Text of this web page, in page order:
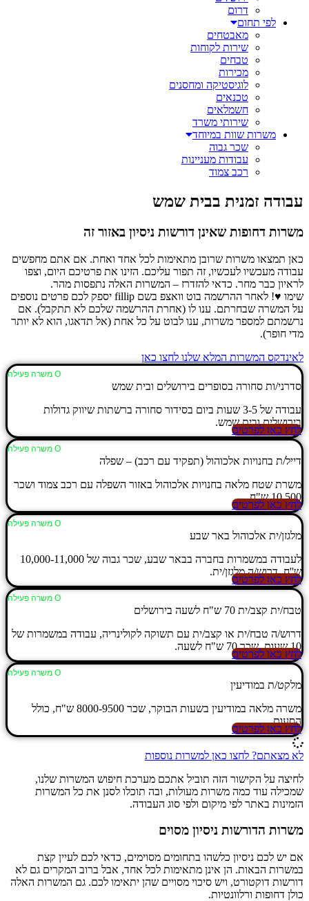
דרום
לפי תחום
מאבטחים
שירות לקוחות
טבחים
מכירות
לוגיסטיקה ומחסנים
טכנאים
חשמלאים
שירותי משרד
משרות שוות במיוחד
שכר גבוה
עבודות מעניינות
רכב צמוד
עבודה זמנית בבית שמש
משרות דחופות שאינן דורשות ניסיון באזור זה
כאן תמצאו משרות שרובן מתאימות לכל אחד ואחת. אם אתם מחפשים
עבודה מעכשיו לעכשיו, זה תפור עליכם. הזינו את פרטיכם היום, וצפו
לראיון כבר מחר. כדאי להזדרז – המשרות האלה נתפסות מהר.
שימו ♥! לאחר ההרשמה בוט וואצפ בשם fillip יספק לכם פרטים נוספים
על המשרה שבחרתם. ענו לו (אחרת ההרשמה שלכם לא תתקבל). אם
נרשמתם למספר משרות, ענו לבוט על כל אחת (אל תדאגו, הוא לא יותר
מדי חופר).
לאינדקס המשרות המלא שלנו לחצו כאן
Ο משרה פעילה
סדרני/ות סחורה בסופרים בירושלים ובית שמש
עבודה של 3-5 שעות ביום בסידור סחורה ברשתות שיווק גדולות
בירושלים ובית שמש.
לחץ כאן לפרטים
Ο משרה פעילה
דייל/ת בחנויות אלכוהול (תפקיד עם רכב) – שפלה
משרת שטח מלאה בחנויות אלכוהול באזור השפלה עם רכב צמוד ושכר
10,500 ש"ח.
לחץ כאן לפרטים
Ο משרה פעילה
מלגזן/ית אלכוהול באר שבע
לעבודה במשמרות בחברה בבאר שבע, שכר גבוה של 10,000-11,000
ש''ח, דרוש/ה מלגזן/ית.
לחץ כאן לפרטים
Ο משרה פעילה
טבח/ית קצב/ית 70 ש"ח לשעה בירושלים
דרוש/ה טבח/ית או קצב/ית עם תשוקה לקולינריה, עבודה במשמרות של
10 שעות, שכר 70 ש"ח לשעה.
לחץ כאן לפרטים
Ο משרה פעילה
מלקט/ת במודיעין
משרה מלאה במודיעין בשעות הבוקר, שכר 8000-9500 ש"ח, כולל
הסעות.
לחץ כאן לפרטים
לא מצאתם? לחצו כאן למשרות נוספות
לחיצה על הקישור הזה תוביל אתכם מערכת חיפוש המשרות שלנו,
שמכילה עוד כמה משרות מעולות, ובה תוכלו לסנן את כל המשרות
הזמינות באתר לפי מיקום ולפי סוג העבודה.
משרות הדורשות ניסיון מסוים
אם יש לכם ניסיון כלשהו בתחומים מסוימים, כדאי לכם לעיין קצת
במשרות הבאות. הן אינן מתאימות לכל אחד, אבל ברוב המקרים גם לא
דורשות דוקטורט, ויש סיכוי מסויים שהן יתאימו לכם. גם המשרות האלה
כולן דחופות ורלוונטיות.